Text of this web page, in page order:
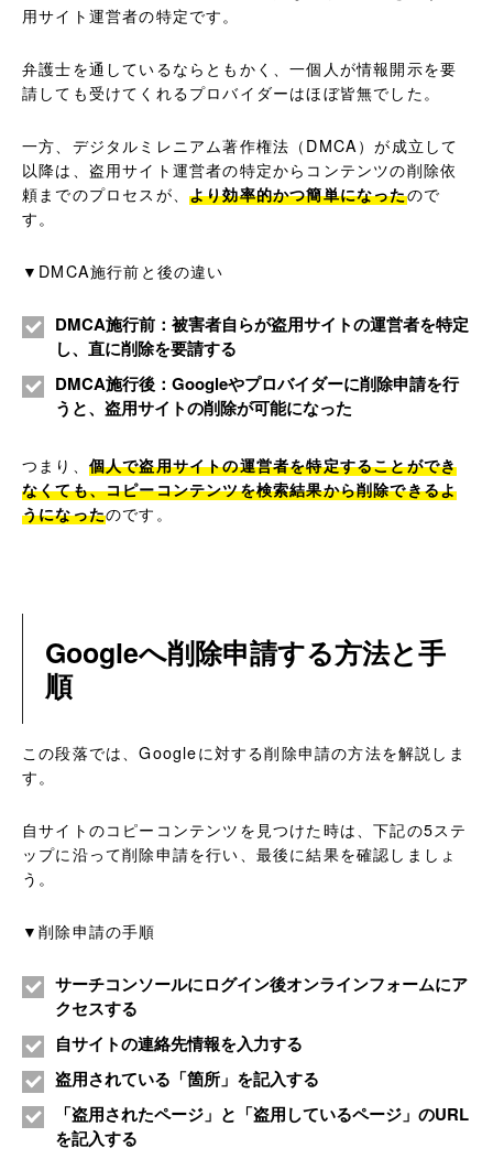
用サイト運営者の特定です。
弁護士を通しているならともかく、一個人が情報開示を要
請しても受けてくれるプロバイダーはほぼ皆無でした。
一方、デジタルミレニアム著作権法（DMCA）が成立して
以降は、盗用サイト運営者の特定からコンテンツの削除依
頼までのプロセスが、 より効率的かつ簡単になったので
す。
▼DMCA施行前と後の違い
DMCA施行前：被害者自らが盗用サイトの運営者を特定
し、直に削除を要請する
DMCA施行後：Googleやプロバイダーに削除申請を行
うと、盗用サイトの削除が可能になった
つまり、 個人で盗用サイトの運営者を特定することができ
なくても、コピーコンテンツを検索結果から削除できるよ
うになったのです。
Googleへ削除申請する方法と手
順
この段落では、Googleに対する削除申請の方法を解説しま
す。
自サイトのコピーコンテンツを見つけた時は、下記の5ステ
ップに沿って削除申請を行い、最後に結果を確認しましょ
う。
▼削除申請の手順
サーチコンソールにログイン後オンラインフォームにア
クセスする
自サイトの連絡先情報を入力する
盗用されている「箇所」を記入する
「盗用されたページ」と「盗用しているページ」のURL
を記入する